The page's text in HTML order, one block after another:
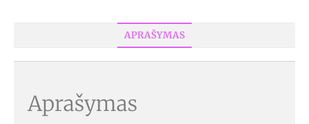
APRAŠYMAS
Aprašymas